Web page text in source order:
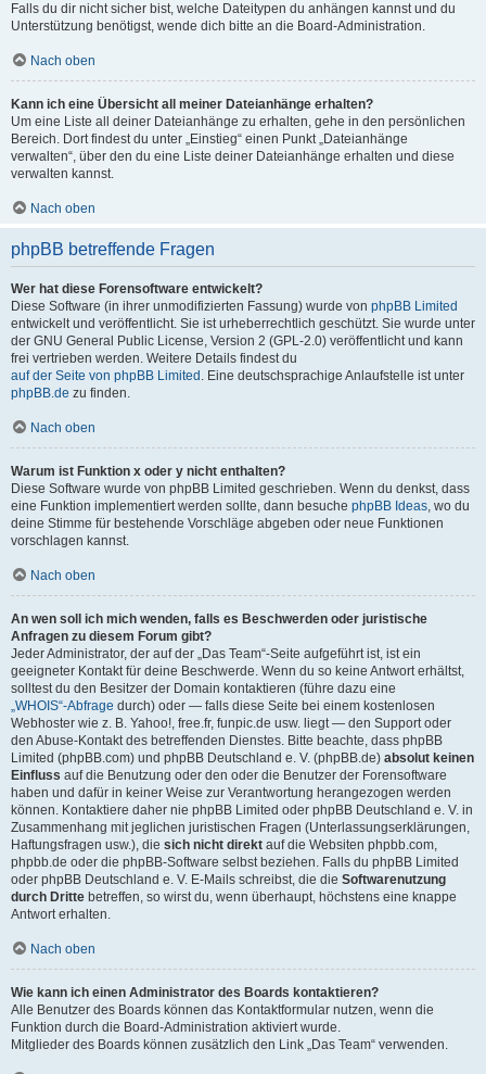
Falls du dir nicht sicher bist, welche Dateitypen du anhängen kannst und du
Unterstützung benötigst, wende dich bitte an die Board-Administration.
Nach oben
Kann ich eine Übersicht all meiner Dateianhänge erhalten?
Um eine Liste all deiner Dateianhänge zu erhalten, gehe in den persönlichen
Bereich. Dort findest du unter „Einstieg“ einen Punkt „Dateianhänge
verwalten“, über den du eine Liste deiner Dateianhänge erhalten und diese
verwalten kannst.
Nach oben
phpBB betreffende Fragen
Wer hat diese Forensoftware entwickelt?
Diese Software (in ihrer unmodifizierten Fassung) wurde von phpBB Limited
entwickelt und veröffentlicht. Sie ist urheberrechtlich geschützt. Sie wurde unter
der GNU General Public License, Version 2 (GPL-2.0) veröffentlicht und kann
frei vertrieben werden. Weitere Details findest du
auf der Seite von phpBB Limited . Eine deutschsprachige Anlaufstelle ist unter
phpBB.de zu finden.
Nach oben
Warum ist Funktion x oder y nicht enthalten?
Diese Software wurde von phpBB Limited geschrieben. Wenn du denkst, dass
eine Funktion implementiert werden sollte, dann besuche phpBB Ideas, wo du
deine Stimme für bestehende Vorschläge abgeben oder neue Funktionen
vorschlagen kannst.
Nach oben
An wen soll ich mich wenden, falls es Beschwerden oder juristische
Anfragen zu diesem Forum gibt?
Jeder Administrator, der auf der „Das Team“-Seite aufgeführt ist, ist ein
geeigneter Kontakt für deine Beschwerde. Wenn du so keine Antwort erhältst,
solltest du den Besitzer der Domain kontaktieren (führe dazu eine
„WHOIS“-Abfrage durch) oder — falls diese Seite bei einem kostenlosen
Webhoster wie z. B. Yahoo!, free.fr, funpic.de usw. liegt — den Support oder
den Abuse-Kontakt des betreffenden Dienstes. Bitte beachte, dass phpBB
Limited (phpBB.com) und phpBB Deutschland e. V. (phpBB.de) absolut keinen
Einfluss auf die Benutzung oder den oder die Benutzer der Forensoftware
haben und dafür in keiner Weise zur Verantwortung herangezogen werden
können. Kontaktiere daher nie phpBB Limited oder phpBB Deutschland e. V. in
Zusammenhang mit jeglichen juristischen Fragen (Unterlassungserklärungen,
Haftungsfragen usw.), die sich nicht direkt auf die Websiten phpbb.com,
phpbb.de oder die phpBB-Software selbst beziehen. Falls du phpBB Limited
oder phpBB Deutschland e. V. E-Mails schreibst, die die Softwarenutzung
durch Dritte betreffen, so wirst du, wenn überhaupt, höchstens eine knappe
Antwort erhalten.
Nach oben
Wie kann ich einen Administrator des Boards kontaktieren?
Alle Benutzer des Boards können das Kontaktformular nutzen, wenn die
Funktion durch die Board-Administration aktiviert wurde.
Mitglieder des Boards können zusätzlich den Link „Das Team“ verwenden.